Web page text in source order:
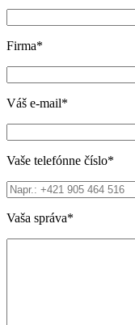
Firma*
Váš e-mail*
Vaše telefónne číslo*
Vaša správa*